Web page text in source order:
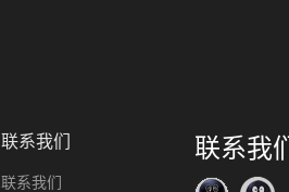
联系我们
联系我们
联系我们